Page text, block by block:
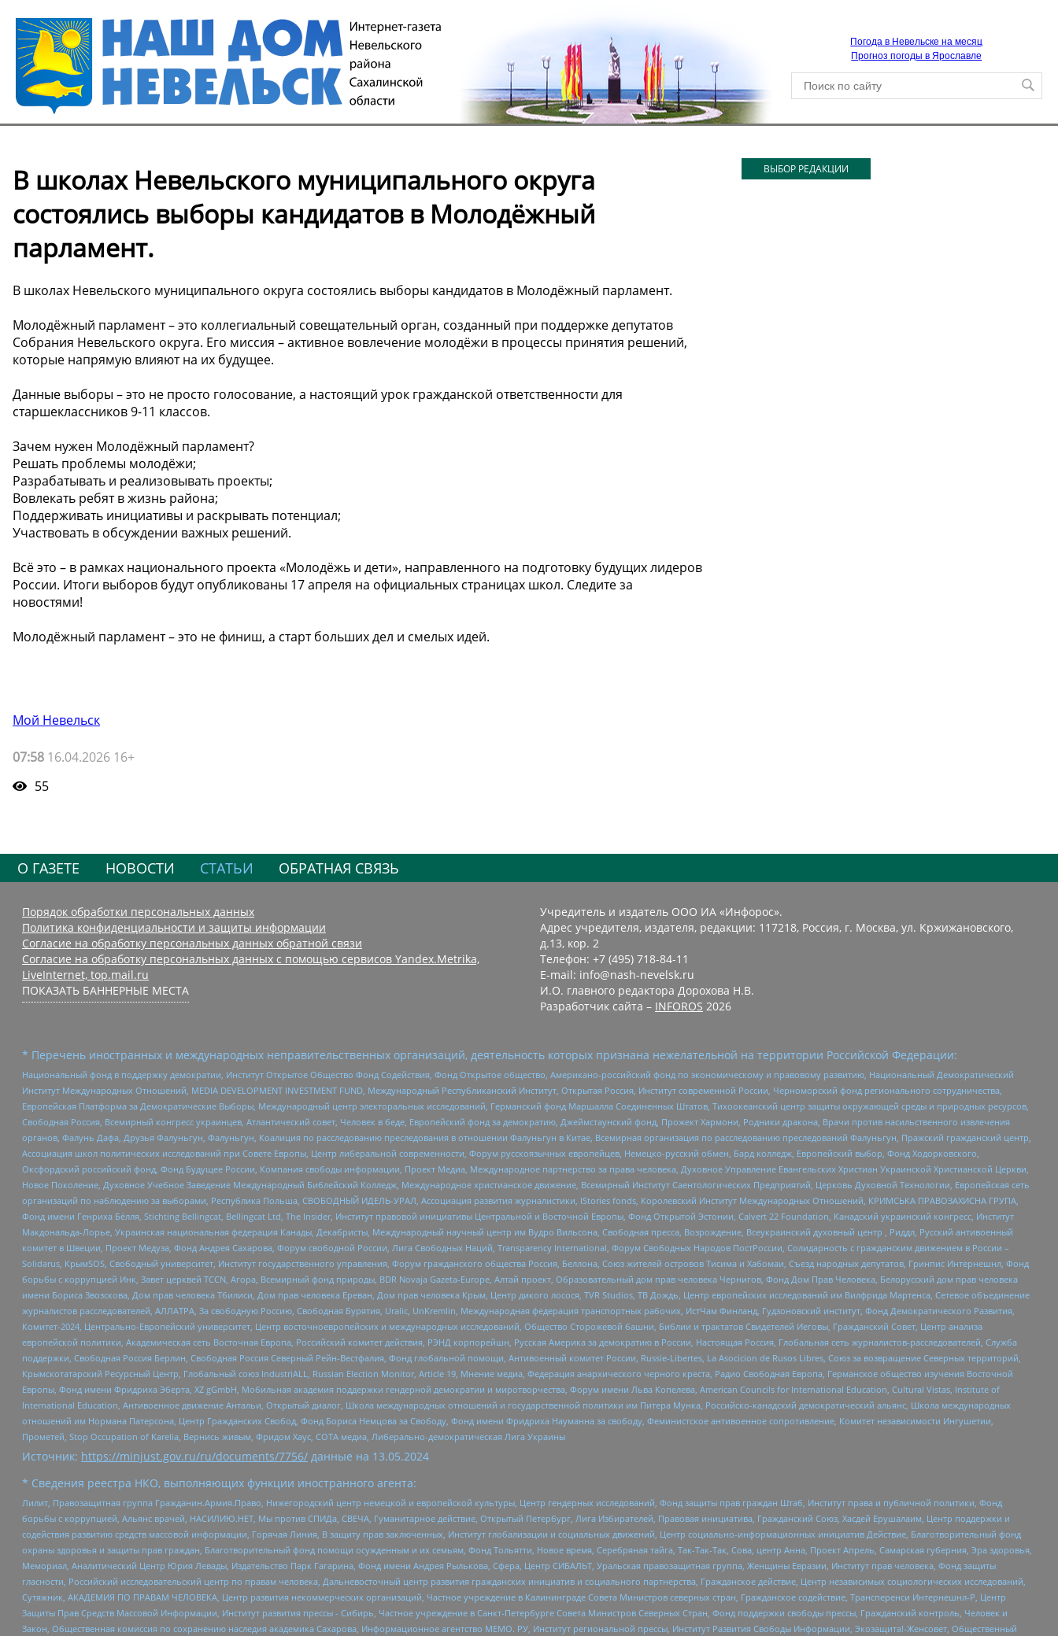
Погода в Невельске на месяц
Прогноз погоды в Ярославле
В школах Невельского муниципального округа
состоялись выборы кандидатов в Молодёжный
парламент.
В школах Невельского муниципального округа состоялись выборы кандидатов в Молодёжный парламент.
Молодёжный парламент – это коллегиальный совещательный орган, созданный при поддержке депутатов
Собрания Невельского округа. Его миссия – активное вовлечение молодёжи в процессы принятия решений,
которые напрямую влияют на их будущее.
Данные выборы – это не просто голосование, а настоящий урок гражданской ответственности для
старшеклассников 9-11 классов.
Зачем нужен Молодёжный парламент?
Решать проблемы молодёжи;
Разрабатывать и реализовывать проекты;
Вовлекать ребят в жизнь района;
Поддерживать инициативы и раскрывать потенциал;
Участвовать в обсуждении важных решений.
Всё это – в рамках национального проекта «Молодёжь и дети», направленного на подготовку будущих лидеров
России. Итоги выборов будут опубликованы 17 апреля на официальных страницах школ. Следите за
новостями!
Молодёжный парламент – это не финиш, а старт больших дел и смелых идей.
Мой Невельск
07:58 16.04.2026 16+
55
ВЫБОР РЕДАКЦИИ
О ГАЗЕТЕ НОВОСТИ СТАТЬИ ОБРАТНАЯ СВЯЗЬ
Порядок обработки персональных данных
Политика конфиденциальности и защиты информации
Согласие на обработку персональных данных обратной связи
Согласие на обработку персональных данных с помощью сервисов Yandex.Metrika,
LiveInternet, top.mail.ru
ПОКАЗАТЬ БАННЕРНЫЕ МЕСТА
Учредитель и издатель ООО ИА «Инфорос».
Адрес учредителя, издателя, редакции: 117218, Россия, г. Москва, ул. Кржижановского,
д.13, кор. 2
Телефон: +7 (495) 718-84-11
E-mail: info@nash-nevelsk.ru
И.О. главного редактора Дорохова Н.В.
Разработчик сайта – INFOROS 2026
* Перечень иностранных и международных неправительственных организаций, деятельность которых признана нежелательной на территории Российской Федерации:
Национальный фонд в поддержку демократии, Институт Открытое Общество Фонд Содействия, Фонд Открытое общество, Американо-российский фонд по экономическому и правовому развитию, Национальный Демократический
Институт Международных Отношений, MEDIA DEVELOPMENT INVESTMENT FUND, Международный Республиканский Институт, Открытая Россия, Институт современной России, Черноморский фонд регионального сотрудничества,
Европейская Платформа за Демократические Выборы, Международный центр электоральных исследований, Германский фонд Маршалла Соединенных Штатов, Тихоокеанский центр защиты окружающей среды и природных ресурсов,
Свободная Россия, Всемирный конгресс украинцев, Атлантический совет, Человек в беде, Европейский фонд за демократию, Джеймстаунский фонд, Прожект Хармони, Родники дракона, Врачи против насильственного извлечения
органов, Фалунь Дафа, Друзья Фалуньгун, Фалуньгун, Коалиция по расследованию преследования в отношении Фалуньгун в Китае, Всемирная организация по расследованию преследований Фалуньгун, Пражский гражданский центр,
Ассоциация школ политических исследований при Совете Европы, Центр либеральной современности, Форум русскоязычных европейцев, Немецко-русский обмен, Бард колледж, Европейский выбор, Фонд Ходорковского,
Оксфордский российский фонд, Фонд Будущее России, Компания свободы информации, Проект Медиа, Международное партнерство за права человека, Духовное Управление Евангельских Христиан Украинской Христианской Церкви,
Новое Поколение, Духовное Учебное Заведение Международный Библейский Колледж, Международное христианское движение, Всемирный Институт Саентологических Предприятий, Церковь Духовной Технологии, Европейская сеть
организаций по наблюдению за выборами, Республика Польша, СВОБОДНЫЙ ИДЕЛЬ-УРАЛ, Ассоциация развития журналистики, IStories fonds, Королевский Институт Международных Отношений, КРИМСЬКА ПРАВОЗАХИСНА ГРУПА,
Фонд имени Генриха Бёлля, Stichting Bellingcat, Bellingcat Ltd, The Insider, Институт правовой инициативы Центральной и Восточной Европы, Фонд Открытой Эстонии, Calvert 22 Foundation, Канадский украинский конгресс, Институт
Макдональда-Лорье, Украинская национальная федерация Канады, Декабристы, Международный научный центр им Вудро Вильсона, Свободная пресса, Возрождение, Всеукраинский духовный центр , Риддл, Русский антивоенный
комитет в Швеции, Проект Медуза, Фонд Андрея Сахарова, Форум свободной России, Лига Свободных Наций, Transparеncy International, Форум Свободных Народов ПостРоссии, Солидарность с гражданским движением в России –
Solidarus, КрымSOS, Свободный университет, Институт государственного управления, Форум гражданского общества Россия, Беллона, Союз жителей островов Тисима и Хабомаи, Съезд народных депутатов, Гринпис Интернешнл, Фонд
борьбы с коррупцией Инк, Завет церквей TCCN, Агора, Всемирный фонд природы, BDR Novaja Gazeta-Europe, Алтай проект, Образовательный дом прав человека Чернигов, Фонд Дом Прав Человека, Белорусский дом прав человека
имени Бориса Звозскова, Дом прав человека Тбилиси, Дом прав человека Ереван, Дом прав человека Крым, Центр дикого лосося, TVR Studios, ТВ Дождь, Центр европейских исследований им Вилфрида Мартенса, Сетевое объединение
журналистов расследователей, АЛЛАТРА, За свободную Россию, Свободная Бурятия, Uralic, UnKremlin, Международная федерация транспортных рабочих, ИстЧам Финланд, Гудзоновский институт, Фонд Демократического Развития,
Комитет-2024, Центрально-Европейский университет, Центр восточноевропейских и международных исследований, Общество Сторожевой башни, Библии и трактатов Свидетелей Иеговы, Гражданский Совет, Центр анализа
европейской политики, Академическая сеть Восточная Европа, Российский комитет действия, РЭНД корпорейшн, Русская Америка за демократию в России, Настоящая Россия, Глобальная сеть журналистов-расследователей, Служба
поддержки, Свободная Россия Берлин, Свободная Россия Северный Рейн-Вестфалия, Фонд глобальной помощи, Антивоенный комитет России, Russie-Libertes, La Asocicion de Rusos Libres, Союз за возвращение Северных территорий,
Крымскотатарский Ресурсный Центр, Глобальный союз IndustriALL, Russian Election Monitor, Article 19, Мнение медиа, Федерация анархического черного креста, Радио Свободная Европа, Германское общество изучения Восточной
Европы, Фонд имени Фридриха Эберта, XZ gGmbH, Мобильная академия поддержки гендерной демократии и миротворчества, Форум имени Льва Копелева, American Councils for International Education, Cultural Vistas, Institute of
International Education, Антивоенное движение Антальи, Открытый диалог, Школа международных отношений и государственной политики им Питера Мунка, Российско-канадский демократический альянс, Школа международных
отношений им Нормана Патерсона, Центр Гражданских Свобод, Фонд Бориса Немцова за Свободу, Фонд имени Фридриха Науманна за свободу, Феминистское антивоенное сопротивление, Комитет независимости Ингушетии,
Прометей, Stop Occupation of Karelia, Вернись живым, Фридом Хаус, СОТА медиа, Либерально-демократическая Лига Украины
Источник: https://minjust.gov.ru/ru/documents/7756/ данные на 13.05.2024
* Сведения реестра НКО, выполняющих функции иностранного агента:
Лилит, Правозащитная группа Гражданин.Армия.Право, Нижегородский центр немецкой и европейской культуры, Центр гендерных исследований, Фонд защиты прав граждан Штаб, Институт права и публичной политики, Фонд
борьбы с коррупцией, Альянс врачей, НАСИЛИЮ.НЕТ, Мы против СПИДа, СВЕЧА, Гуманитарное действие, Открытый Петербург, Лига Избирателей, Правовая инициатива, Гражданский Союз, Хасдей Ерушалаим, Центр поддержки и
содействия развитию средств массовой информации, Горячая Линия, В защиту прав заключенных, Институт глобализации и социальных движений, Центр социально-информационных инициатив Действие, Благотворительный фонд
охраны здоровья и защиты прав граждан, Благотворительный фонд помощи осужденным и их семьям, Фонд Тольятти, Новое время, Серебряная тайга, Так-Так-Так, Сова, центр Анна, Проект Апрель, Самарская губерния, Эра здоровья,
Мемориал, Аналитический Центр Юрия Левады, Издательство Парк Гагарина, Фонд имени Андрея Рылькова, Сфера, Центр СИБАЛЬТ, Уральская правозащитная группа, Женщины Евразии, Институт прав человека, Фонд защиты
гласности, Российский исследовательский центр по правам человека, Дальневосточный центр развития гражданских инициатив и социального партнерства, Гражданское действие, Центр независимых социологических исследований,
Сутяжник, АКАДЕМИЯ ПО ПРАВАМ ЧЕЛОВЕКА, Центр развития некоммерческих организаций, Частное учреждение в Калининграде Совета Министров северных стран, Гражданское содействие, Трансперенси Интернешнл-Р, Центр
Защиты Прав Средств Массовой Информации, Институт развития прессы - Сибирь, Частное учреждение в Санкт-Петербурге Совета Министров Северных Стран, Фонд поддержки свободы прессы, Гражданский контроль, Человек и
Закон, Общественная комиссия по сохранению наследия академика Сахарова, Информационное агентство МЕМО. РУ, Институт региональной прессы, Институт Развития Свободы Информации, Экозащита!-Женсовет, Общественный